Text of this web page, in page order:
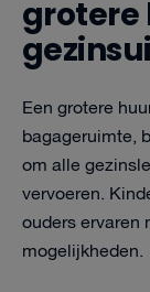
grotere
Een grotere
bagageruimte,
om alle
vervoeren.
ouders ervaren
mogelijkheden.